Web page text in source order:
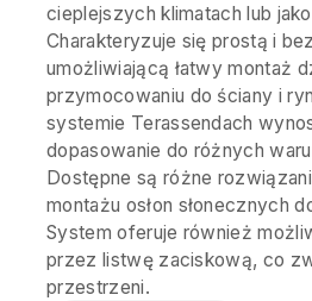
cieplejszych klimatach lub
Charakteryzuje się prostą i
umożliwiającą łatwy montaż
przymocowaniu do ściany i
systemie Terassendach
dopasowanie do różnych
Dostępne są różne
montażu osłon słonecznych
System oferuje również
przez listwę zaciskową, co
przestrzeni.